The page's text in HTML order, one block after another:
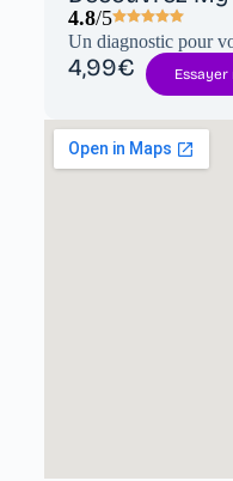
4.8/5
Un diagnostic pour
4,99€